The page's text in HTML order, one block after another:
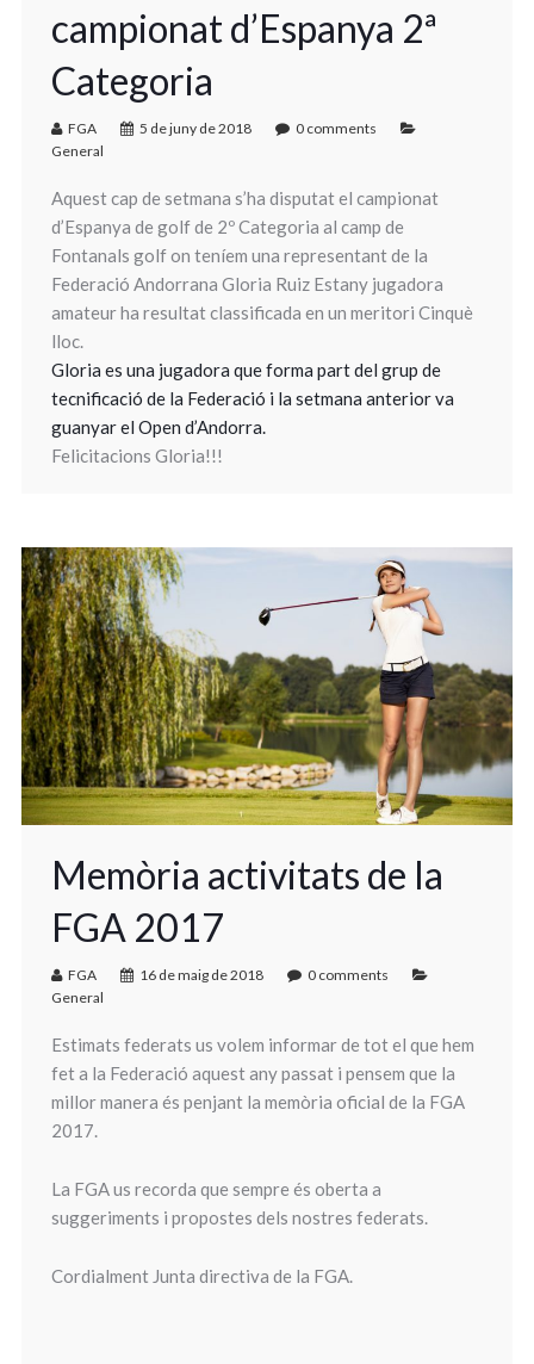
campionat d’Espanya 2ª
Categoria
FGA 5 de juny de 2018
0 comments
General
Aquest cap de setmana s’ha disputat el campionat
d’Espanya de golf de 2º Categoria al camp de
Fontanals golf on teníem una representant de la
Federació Andorrana Gloria Ruiz Estany jugadora
amateur ha resultat classificada en un meritori Cinquè
lloc.
Gloria es una jugadora que forma part del grup de
tecnificació de la Federació i la setmana anterior va
guanyar el Open d’Andorra.
Felicitacions Gloria!!!
Memòria activitats de la
FGA 2017
FGA 16 de maig de 2018
0 comments
General
Estimats federats us volem informar de tot el que hem
fet a la Federació aquest any passat i pensem que la
millor manera és penjant la memòria oficial de la FGA
2017.
La FGAus recorda que sempre és oberta a
suggeriments i propostes dels nostres federats.
Cordialment Junta directiva de la FGA.